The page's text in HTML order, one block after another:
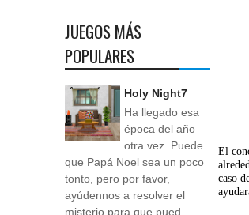
El
caso
JUEGOS MÁS
POPULARES
Holy Night7
Ha llegado esa
época del año
otra vez. Puede
que Papá Noel sea un poco
tonto, pero por favor,
ayúdennos a resolver el
misterio para que pued...